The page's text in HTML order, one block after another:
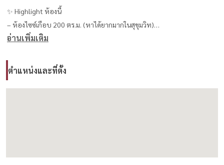
✨ Highlight ห้องนี้
– ห้องไซซ์เกือบ 200 ตร.ม. (หาได้ยากมากในสุขุมวิท)
– ชั้นสูง วิวเปิดโล่ง สวยมาก
– Luxury Living ใจกลางเมือง
– ใกล้สวนเบญจกิติ / ศูนย์ประชุมสิริกิติ์
อ่านเพิ่มเติม
ตำแหน่งและที่ตั้ง